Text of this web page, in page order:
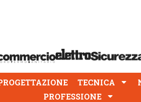
TECNICA
PROFESSIONE